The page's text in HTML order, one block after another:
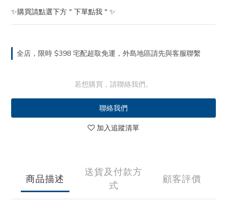
✨購買請點選下方＂下單點我＂✨
全店，限時 $398 宅配超取免運，外島地區請先與客服聯繫
若想購買，請聯絡我們。
聯絡我們
加入追蹤清單
商品描述
送貨及付款方
式
顧客評價